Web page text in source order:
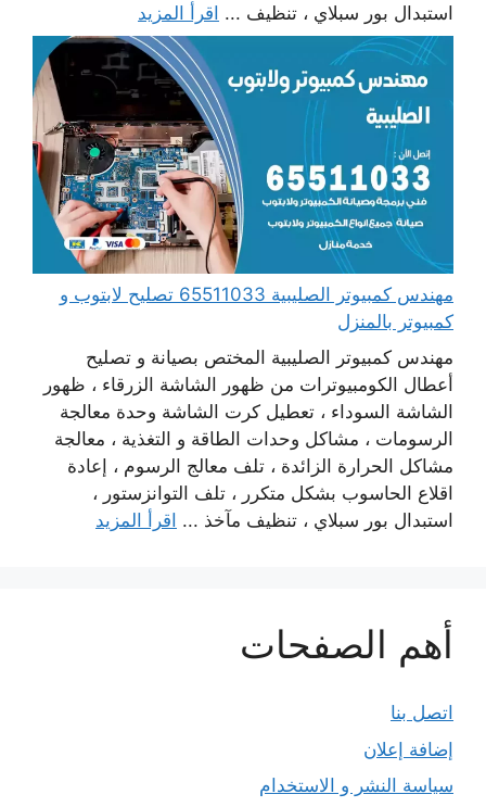
استبدال بور سبلاي ، تنظيف ... اقرأ المزيد
مهندس كمبيوتر الصليبية 65511033 تصليح لابتوب و
كمبيوتر بالمنزل
مهندس كمبيوتر الصليبية المختص بصيانة و تصليح
أعطال الكومبيوترات من ظهور الشاشة الزرقاء ، ظهور
الشاشة السوداء ، تعطيل كرت الشاشة وحدة معالجة
الرسومات ، مشاكل وحدات الطاقة و التغذية ، معالجة
مشاكل الحرارة الزائدة ، تلف معالج الرسوم ، إعادة
اقلاع الحاسوب بشكل متكرر ، تلف التوانزستور ،
استبدال بور سبلاي ، تنظيف مآخذ ... اقرأ المزيد
أهم الصفحات
اتصل بنا
إضافة إعلان
سياسة النشر و الاستخدام